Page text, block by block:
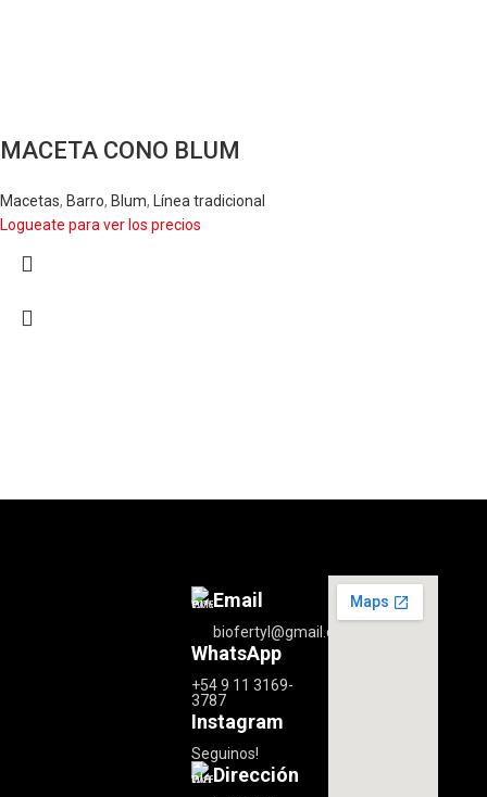
MACETA CONO BLUM
Macetas, Barro, Blum, Línea tradicional
Logueate para ver los precios
Email
biofertyl@gmail.com
WhatsApp
+54 9 11 3169-
3787
Instagram
Seguinos!
Dirección